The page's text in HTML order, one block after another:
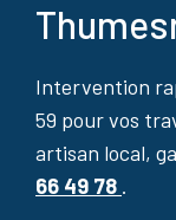
Intervention
59 pour vos
artisan local,
66 49 78 .